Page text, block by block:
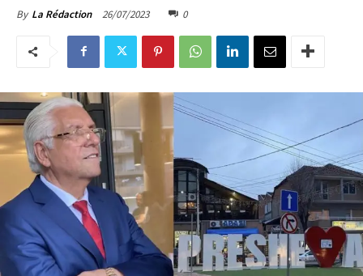
By La Rédaction 26/07/2023 0